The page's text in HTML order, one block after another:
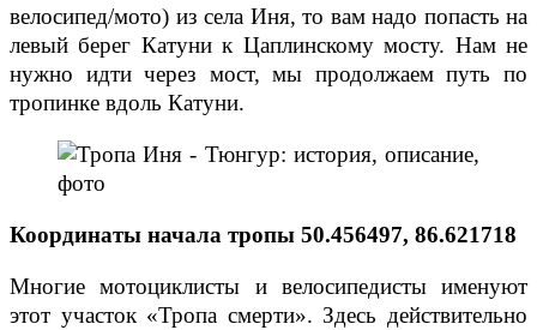
велосипед/мото) из села Иня, то вам надо попасть на
левый берег Катуни к Цаплинскому мосту. Нам не
нужно идти через мост, мы продолжаем путь по
тропинке вдоль Катуни.
Координаты начала тропы 50.456497, 86.621718
Многие мотоциклисты и велосипедисты именуют
этот участок «Тропа смерти». Здесь действительно